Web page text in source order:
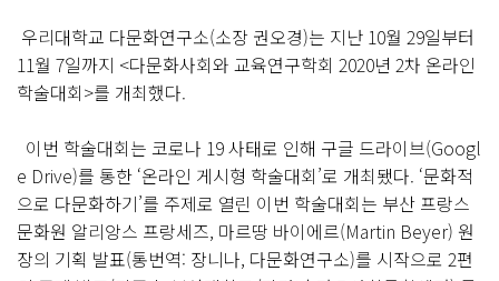
우리대학교 다문화연구소(소장 권오경)는 지난 10월 29일부터
11월 7일까지 <다문화사회와 교육연구학회 2020년 2차 온라인
학술대회>를 개최했다.
이번 학술대회는 코로나 19 사태로 인해 구글 드라이브(Googl
e Drive)를 통한 ‘온라인 게시형 학술대회’로 개최됐다. ‘문화적
으로 다문화하기’를 주제로 열린 이번 학술대회는 부산 프랑스
문화원 알리앙스 프랑세즈, 마르땅 바이에르(Martin Beyer) 원
장의 기획 발표(통번역: 장니나, 다문화연구소)를 시작으로 2편